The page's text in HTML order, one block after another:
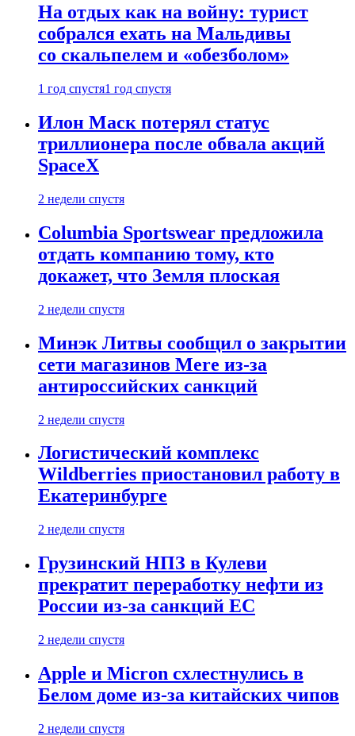
На отдых как на войну: турист
собрался ехать на Мальдивы
со скальпелем и «обезболом»
1 год спустя1 год спустя
Илон Маск потерял статус
триллионера после обвала акций
SpaceX
2 недели спустя
Columbia Sportswear предложила
отдать компанию тому, кто
докажет, что Земля плоская
2 недели спустя
Минэк Литвы сообщил о закрытии
сети магазинов Mere из-за
антироссийских санкций
2 недели спустя
Логистический комплекс
Wildberries приостановил работу в
Екатеринбурге
2 недели спустя
Грузинский НПЗ в Кулеви
прекратит переработку нефти из
России из-за санкций ЕС
2 недели спустя
Apple и Micron схлестнулись в
Белом доме из-за китайских чипов
2 недели спустя